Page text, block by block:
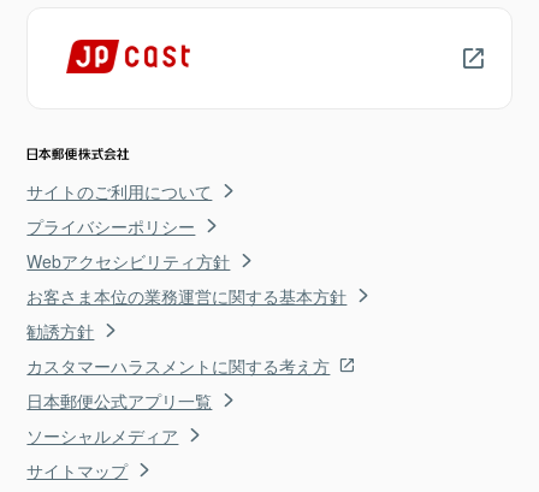
サイトのご利用について
プライバシーポリシー
Webアクセシビリティ方針
お客さま本位の業務運営に関する基本方針
勧誘方針
カスタマーハラスメントに関する考え方
日本郵便公式アプリ一覧
ソーシャルメディア
サイトマップ